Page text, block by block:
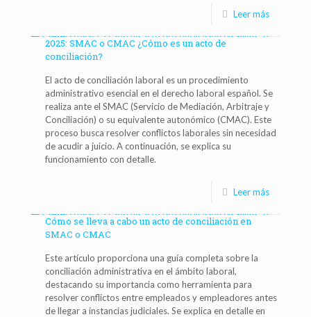
Leer más
2025: SMAC o CMAC ¿Cómo es un acto de
conciliación?
El acto de conciliación laboral es un procedimiento
administrativo esencial en el derecho laboral español. Se
realiza ante el SMAC (Servicio de Mediación, Arbitraje y
Conciliación) o su equivalente autonómico (CMAC). Este
proceso busca resolver conflictos laborales sin necesidad
de acudir a juicio. A continuación, se explica su
funcionamiento con detalle.
Leer más
Cómo se lleva a cabo un acto de conciliación en
SMAC o CMAC
Este artículo proporciona una guía completa sobre la
conciliación administrativa en el ámbito laboral,
destacando su importancia como herramienta para
resolver conflictos entre empleados y empleadores antes
de llegar a instancias judiciales. Se explica en detalle en